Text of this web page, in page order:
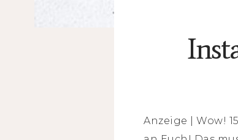
Anzeige | Wow!